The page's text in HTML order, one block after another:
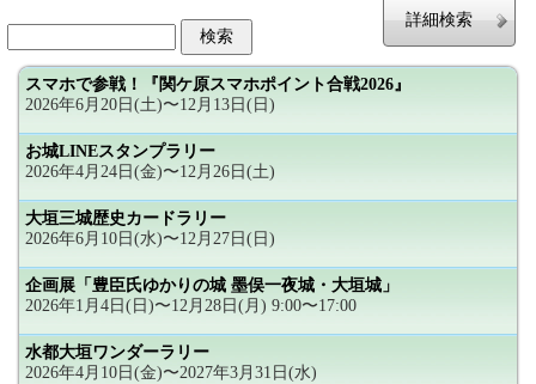
詳細検索
スマホで参戦！『関ケ原スマホポイント合戦2026』
2026年6月20日(土)〜12月13日(日)
お城LINEスタンプラリー
2026年4月24日(金)〜12月26日(土)
大垣三城歴史カードラリー
2026年6月10日(水)〜12月27日(日)
企画展「豊臣氏ゆかりの城 墨俣一夜城・大垣城」
2026年1月4日(日)〜12月28日(月) 9:00〜17:00
水都大垣ワンダーラリー
2026年4月10日(金)〜2027年3月31日(水)